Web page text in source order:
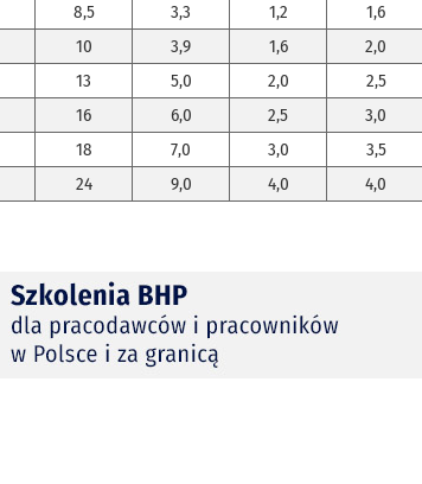
8,5 3,3 1,2 1,6
10 3,9 1,6 2,0
13 5,0 2,0 2,5
16 6,0 2,5 3,0
18 7,0 3,0 3,5
24 9,0 4,0 4,0